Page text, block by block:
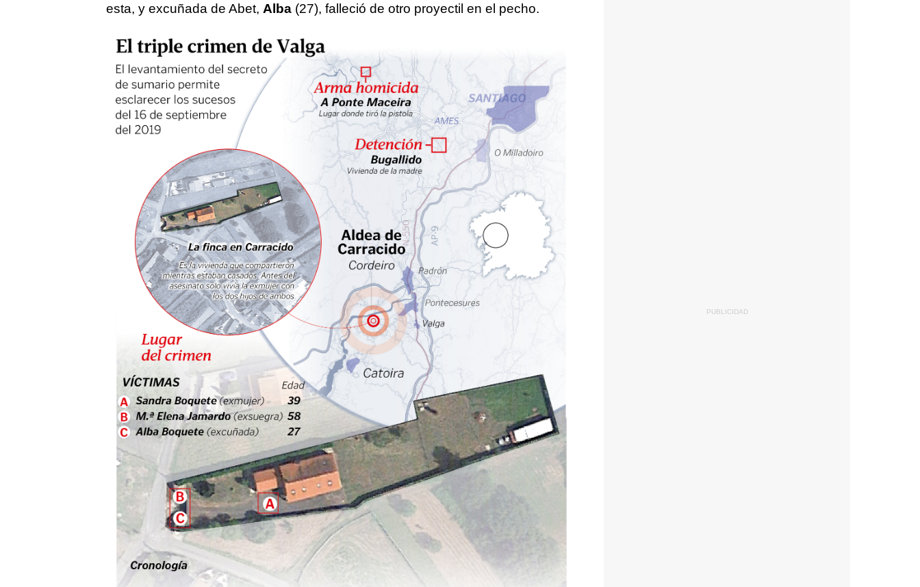
esta, y excuñada de Abet, Alba(27), falleció de otro proyectil en el pecho.